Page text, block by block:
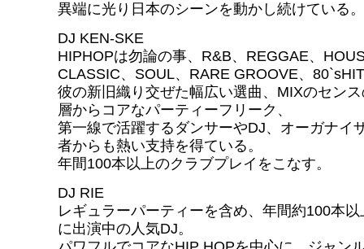
異端に光り日本のシーンを動かし続けている。
DJ KEN-SKE
HIPHOPは勿論の事、R&B、REGGAE、
CLASSIC、SOUL、RARE GROOVE、
彼の新旧織り交ぜた幅広い選曲、MIXのセン
層からコアなパーティーフリーク、
第一線で活躍するダンサーやDJ、オーガナイ
者からも熱い支持を得ている。
年間100本以上のクラブプレイをこなす。
DJ RIE
レギュラーパーティーを含め、年間約100本
に出演中の人気DJ。